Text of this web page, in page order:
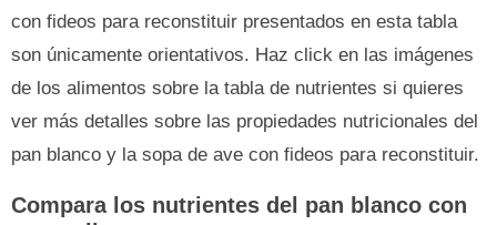
con fideos para reconstituir presentados en esta tabla
son únicamente orientativos. Haz click en las imágenes
de los alimentos sobre la tabla de nutrientes si quieres
ver más detalles sobre las propiedades nutricionales del
pan blanco y la sopa de ave con fideos para reconstituir.
Compara los nutrientes del pan blanco con